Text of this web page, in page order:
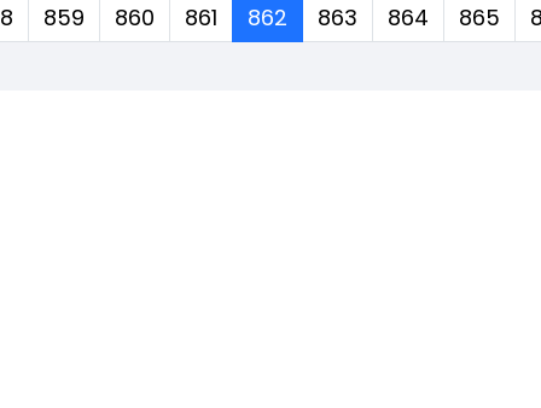
859 860 861 862 (corrente)
863 864 865